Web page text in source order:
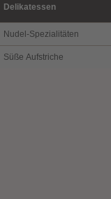
Delikatessen
Nudel-Spezialitäten
Süße Aufstriche